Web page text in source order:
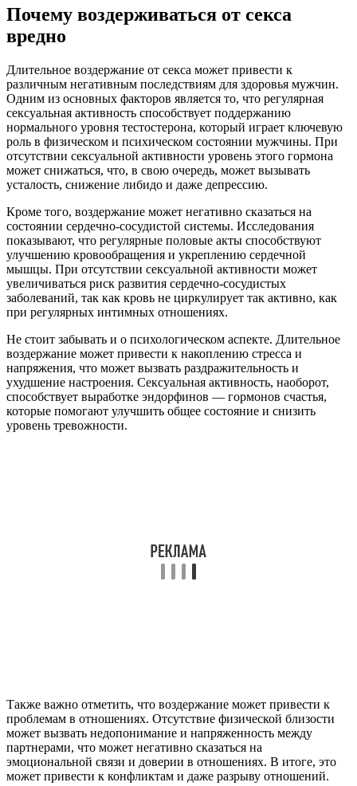
Почему воздерживаться от секса
вредно
Длительное воздержание от секса может привести к
различным негативным последствиям для здоровья мужчин.
Одним из основных факторов является то, что регулярная
сексуальная активность способствует поддержанию
нормального уровня тестостерона, который играет ключевую
роль в физическом и психическом состоянии мужчины. При
отсутствии сексуальной активности уровень этого гормона
может снижаться, что, в свою очередь, может вызывать
усталость, снижение либидо и даже депрессию.
Кроме того, воздержание может негативно сказаться на
состоянии сердечно-сосудистой системы. Исследования
показывают, что регулярные половые акты способствуют
улучшению кровообращения и укреплению сердечной
мышцы. При отсутствии сексуальной активности может
увеличиваться риск развития сердечно-сосудистых
заболеваний, так как кровь не циркулирует так активно, как
при регулярных интимных отношениях.
Не стоит забывать и о психологическом аспекте. Длительное
воздержание может привести к накоплению стресса и
напряжения, что может вызвать раздражительность и
ухудшение настроения. Сексуальная активность, наоборот,
способствует выработке эндорфинов — гормонов счастья,
которые помогают улучшить общее состояние и снизить
уровень тревожности.
Также важно отметить, что воздержание может привести к
проблемам в отношениях. Отсутствие физической близости
может вызвать недопонимание и напряженность между
партнерами, что может негативно сказаться на
эмоциональной связи и доверии в отношениях. В итоге, это
может привести к конфликтам и даже разрыву отношений.